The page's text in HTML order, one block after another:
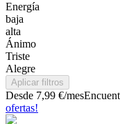
Energía
baja
alta
Ánimo
Triste
Alegre
Aplicar filtros
Desde 7,99 €/mes
ofertas!